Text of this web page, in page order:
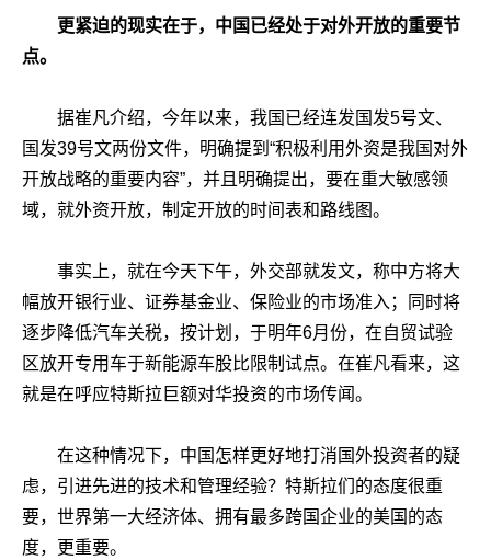
更紧迫的现实在于，中国已经处于对外开放的重要节
点。
据崔凡介绍，今年以来，我国已经连发国发5号文、
国发39号文两份文件，明确提到“积极利用外资是我国对外
开放战略的重要内容”，并且明确提出，要在重大敏感领
域，就外资开放，制定开放的时间表和路线图。
事实上，就在今天下午，外交部就发文，称中方将大
幅放开银行业、证券基金业、保险业的市场准入；同时将
逐步降低汽车关税，按计划，于明年6月份，在自贸试验
区放开专用车于新能源车股比限制试点。在崔凡看来，这
就是在呼应特斯拉巨额对华投资的市场传闻。
在这种情况下，中国怎样更好地打消国外投资者的疑
虑，引进先进的技术和管理经验？特斯拉们的态度很重
要，世界第一大经济体、拥有最多跨国企业的美国的态
度，更重要。